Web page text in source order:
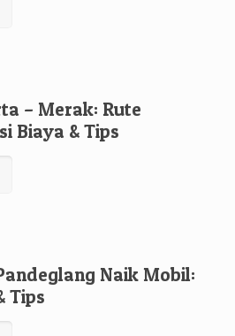
– Merak: Rute
Biaya & Tips
Naik Mobil:
Tips